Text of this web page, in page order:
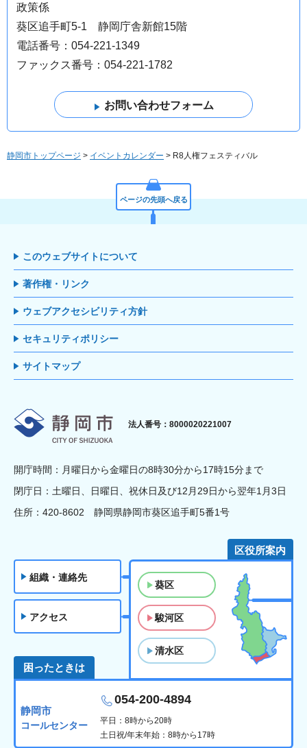
政策係
葵区追手町5-1 静岡庁舎新館15階
電話番号：054-221-1349
ファックス番号：054-221-1782
静岡市トップページ > イベントカレンダー > R8人権フェスティバル
ページの先頭へ戻る
このウェブサイトについて
著作権・リンク
ウェブアクセシビリティ方針
セキュリティポリシー
サイトマップ
静岡市
法人番号：8000020221007
開庁時間：月曜日から金曜日の8時30分から17時15分まで
閉庁日：土曜日、日曜日、祝休日及び12月29日から翌年1月3日
住所：420-8602 静岡県静岡市葵区追手町5番1号
組織・連絡先
アクセス
区役所案内
葵区
駿河区
清水区
困ったときは
静岡市
コールセンター
054-200-4894
平日：8時から20時
土日祝/年末年始：8時から17時